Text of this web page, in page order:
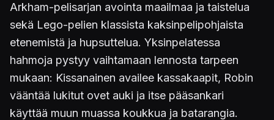
Arkham-pelisarjan avointa maailmaa ja taistelua
sekä Lego-pelien klassista kaksinpelipohjaista
etenemistä ja hupsuttelua. Yksinpelatessa
hahmoja pystyy vaihtamaan lennosta tarpeen
mukaan: Kissanainen availee kassakaapit, Robin
vääntää lukitut ovet auki ja itse pääsankari
käyttää muun muassa koukkua ja batarangia.